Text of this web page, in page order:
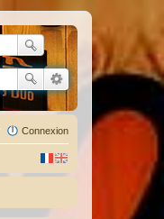
Connexion